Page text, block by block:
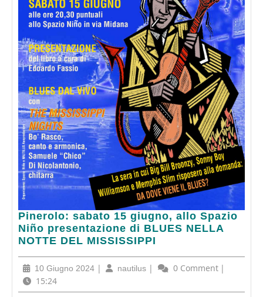
Pinerolo: sabato 15 giugno, allo Spazio
Niño presentazione di BLUES NELLA
NOTTE DEL MISSISSIPPI
Pinerolo:
sabato
15
allo
Spazio
Niño
10 Giugno 2024 10
2024
| nautilus nautilus
| 0 Comment |
15:24